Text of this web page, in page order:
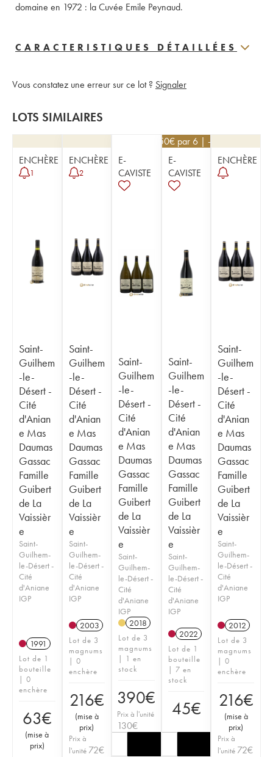
domaine en 1972 : la Cuvée Emile Peynaud.
CARACTERISTIQUES DÉTAILLÉES
Vous constatez une erreur sur ce lot ? Signaler
LOTS SIMILAIRES
ENCHÈRE
1
Saint-
Guilhem
-le-
Désert -
Cité
d'Anian
e Mas
Daumas
Gassac
Famille
Guibert
de La
Vaissièr
e
Saint-
Guilhem-
le-Désert -
Cité
d'Aniane
IGP
1991
Lot de 1
bouteille
| 0
enchère
63€
(mise à
prix)
ENCHÈRE
2
Saint-
Guilhem
-le-
Désert -
Cité
d'Anian
e Mas
Daumas
Gassac
Famille
Guibert
de La
Vaissièr
e
Saint-
Guilhem-
le-Désert -
Cité
d'Aniane
IGP
2003
Lot de 3
magnums
| 0
enchère
216€
(mise à
prix)
Prix à
l'unité 72€
E-
CAVISTE
Saint-
Guilhem
-le-
Désert -
Cité
d'Anian
e Mas
Daumas
Gassac
Famille
Guibert
de La
Vaissièr
e
Saint-
Guilhem-
le-Désert -
Cité
d'Aniane
IGP
2018
Lot de 3
magnums
| 1 en
stock
390€
Prix à l'unité
130€
40,50€ par 6 | -10%
E-
CAVISTE
Saint-
Guilhem
-le-
Désert -
Cité
d'Anian
e Mas
Daumas
Gassac
Famille
Guibert
de La
Vaissièr
e
Saint-
Guilhem-
le-Désert -
Cité
d'Aniane
IGP
2022
Lot de 1
bouteille
| 7 en
stock
45€
ENCHÈRE
Saint-
Guilhem
-le-
Désert -
Cité
d'Anian
e Mas
Daumas
Gassac
Famille
Guibert
de La
Vaissièr
e
Saint-
Guilhem-
le-Désert -
Cité
d'Aniane
IGP
2012
Lot de 3
magnums
| 0
enchère
216€
(mise à
prix)
Prix à
l'unité 72€